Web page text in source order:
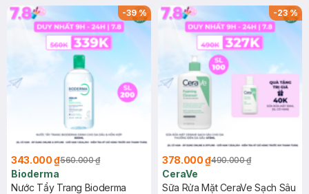
-39%
343.000 ₫560.000 ₫
Bioderma
Nước Tẩy Trang Bioderma
-23%
378.000 ₫490.000 ₫
CeraVe
Sữa Rửa Mặt CeraVe Sạch Sâu